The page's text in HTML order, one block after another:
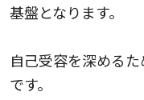
基盤となります。
自己受容を深める
です。